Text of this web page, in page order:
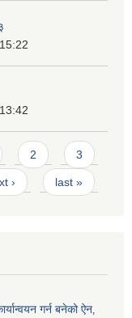
2 3
› last »
गर्न बनेको ऐन‚